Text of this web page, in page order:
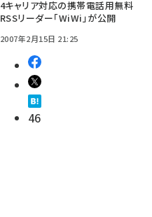
4キャリア対応の携帯電話用無料
RSSリーダー「WiWi」が公開
2007年2月15日 21:25
46